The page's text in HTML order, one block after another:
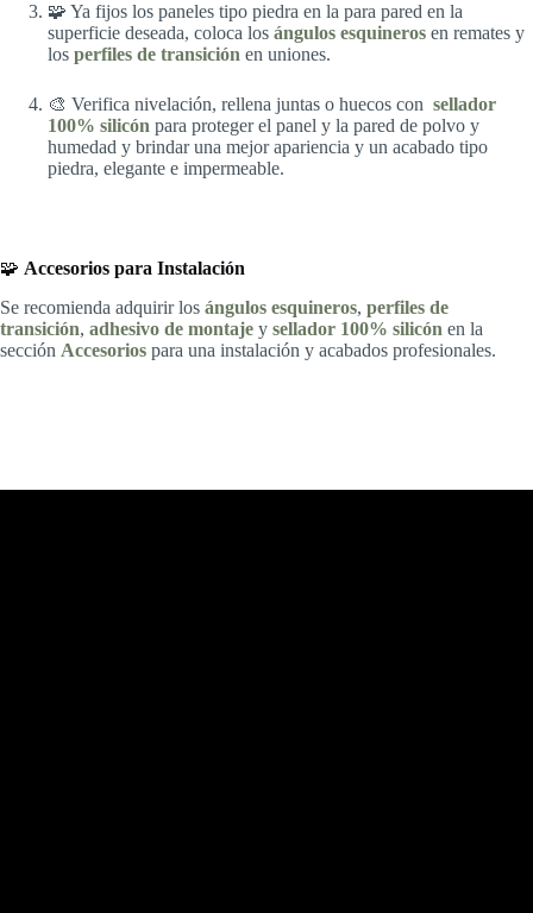
🧩 Ya fijos los paneles tipo piedra en la para pared en la
superficie deseada, coloca los ángulos esquineros en remates y
los perfiles de transición en uniones.
🎨 Verifica nivelación, rellena juntas o huecos con sellador
100% silicón para proteger el panel y la pared de polvo y
humedad y brindar una mejor apariencia y un acabado tipo
piedra, elegante e impermeable.
🧩 Accesorios para Instalación
Se recomienda adquirir los ángulos esquineros, perfiles de
transición, adhesivo de montaje y sellador 100% silicón en la
sección Accesorios para una instalación y acabados profesionales.